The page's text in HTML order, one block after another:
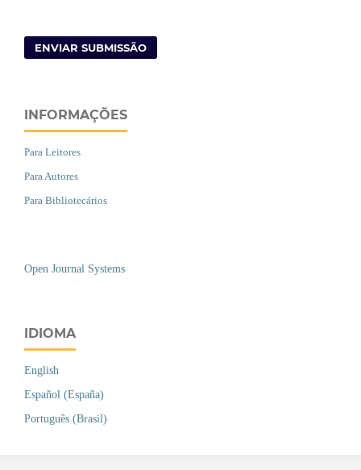
ENVIAR SUBMISSÃO
INFORMAÇÕES
Para Leitores
Para Autores
Para Bibliotecários
Open Journal Systems
IDIOMA
English
Español (España)
Português (Brasil)